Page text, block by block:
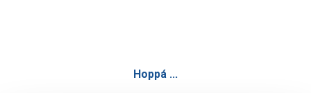
Hoppá ...